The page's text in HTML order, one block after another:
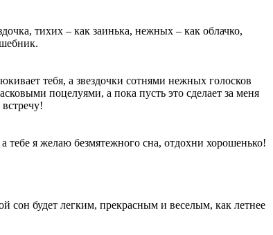
тихих – как заинька, нежных – как облачко,
тебя, а звездочки сотнями нежных голосков
поцелуями, а пока пусть это сделает за меня
тебе я желаю безмятежного сна, отдохни хорошенько!
сон будет легким, прекрасным и веселым, как летнее